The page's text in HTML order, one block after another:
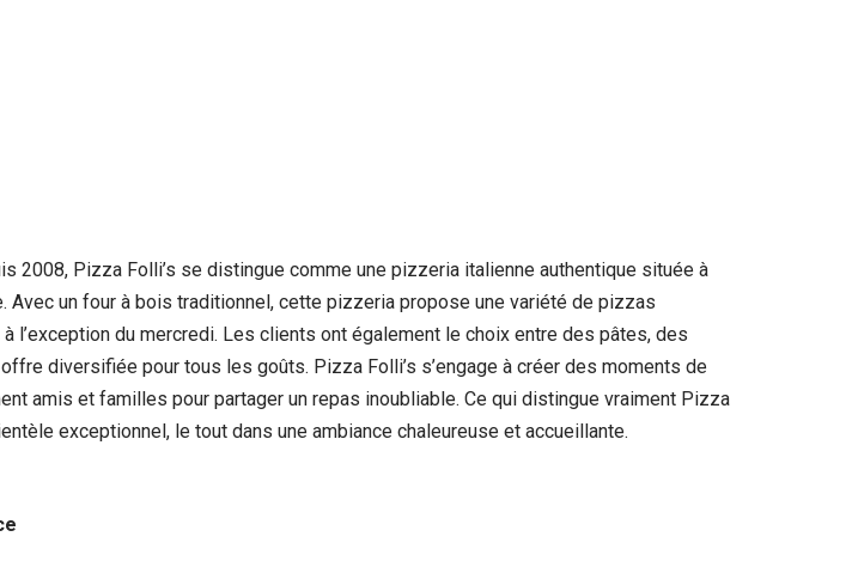
2008, Pizza Folli’s se distingue comme une pizzeria italienne authentique située à
un four à bois traditionnel, cette pizzeria propose une variété de pizzas
du mercredi. Les clients ont également le choix entre des pâtes, des
diversifiée pour tous les goûts. Pizza Folli’s s’engage à créer des moments de
amis et familles pour partager un repas inoubliable. Ce qui distingue vraiment Pizza
exceptionnel, le tout dans une ambiance chaleureuse et accueillante.